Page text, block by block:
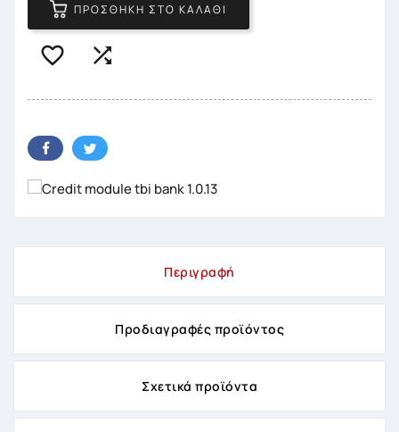
ΠΡΟΣΘΉΚΗ ΣΤΟ ΚΑΛΆΘΙ
 
Περιγραφή
Προδιαγραφές προϊόντος
Σχετικά προϊόντα